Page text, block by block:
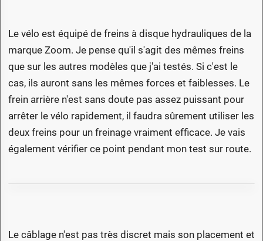
Le vélo est équipé de freins à disque hydrauliques de la
marque Zoom. Je pense qu'il s'agit des mêmes freins
que sur les autres modèles que j'ai testés. Si c'est le
cas, ils auront sans les mêmes forces et faiblesses. Le
frein arrière n'est sans doute pas assez puissant pour
arrêter le vélo rapidement, il faudra sûrement utiliser les
deux freins pour un freinage vraiment efficace. Je vais
également vérifier ce point pendant mon test sur route.
Le câblage n'est pas très discret mais son placement et